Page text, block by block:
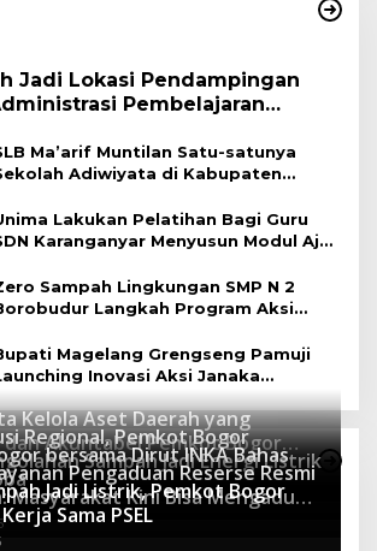
Jadi Lokasi Pendampingan
Pembelajaran
Ma’arif Muntilan Satu-satunya
Adiwiyata di Kabupaten
Lakukan Pelatihan Bagi Guru
Karanganyar Menyusun Modul Ajar
Sampah Lingkungan SMP N 2
Langkah Program Aksi
Magelang Grengseng Pamuji
Inovasi Aksi Janaka
Sekolah Adiwiyata
Kelola Aset Daerah yang
Akuntabel Pemkot Bogor
Regional, Pemkot Bogor
Sampah Jadi Energi Listrik
bersama Dirut INKA Bahas
Pengaduan Reserse Resmi
Masyarakat Kini Bisa Mengadu
Mudah, dan Terintegrasi
Jadi Listrik, Pemkot Bogor
Sama PSEL